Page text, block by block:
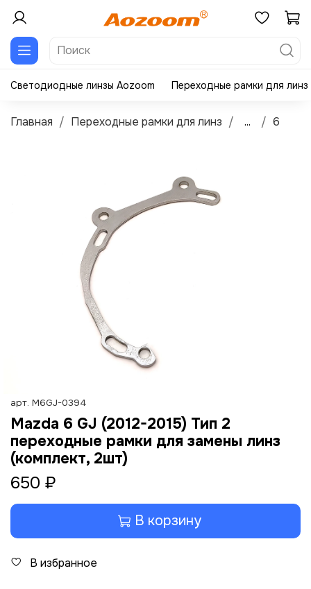
Светодиодные линзы Aozoom Переходные рамки для линз
Главная Переходные рамки для линз ... 6
арт. M6GJ-0394
Mazda 6 GJ (2012-2015) Тип 2
переходные рамки для замены линз
(комплект, 2шт)
650 ₽
В корзину
В избранное